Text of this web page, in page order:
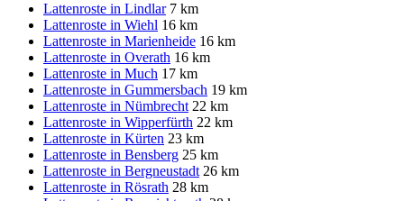
Lattenroste in Lindlar 7 km
Lattenroste in Wiehl 16 km
Lattenroste in Marienheide 16 km
Lattenroste in Overath 16 km
Lattenroste in Much 17 km
Lattenroste in Gummersbach 19 km
Lattenroste in Nümbrecht 22 km
Lattenroste in Wipperfürth 22 km
Lattenroste in Kürten 23 km
Lattenroste in Bensberg 25 km
Lattenroste in Bergneustadt 26 km
Lattenroste in Rösrath 28 km